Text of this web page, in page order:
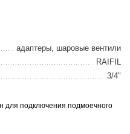
адаптеры, шаровые вентили
RAIFIL
3/4"
для подключения подмоечного